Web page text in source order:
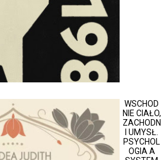
WSCHOD
NIE CIAŁO,
ZACHODN
I UMYSŁ.
PSYCHOL
OGIA A